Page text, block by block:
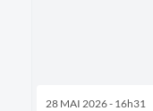
28 MAI 2026 - 16h31